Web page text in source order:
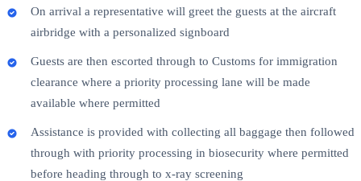
On arrival a representative will greet the guests at the aircraft
airbridge with a personalized signboard
Guests are then escorted through to Customs for immigration
clearance where a priority processing lane will be made
available where permitted
Assistance is provided with collecting all baggage then followed
through with priority processing in biosecurity where permitted
before heading through to x-ray screening